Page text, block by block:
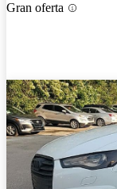
Gran oferta